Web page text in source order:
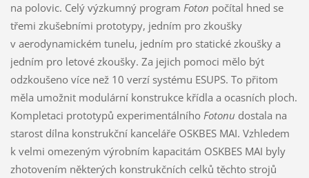
na polovic. Celý výzkumný program Foton počítal hned se
třemi zkušebními prototypy, jedním pro zkoušky
v aerodynamickém tunelu, jedním pro statické zkoušky a
jedním pro letové zkoušky. Za jejich pomoci mělo být
odzkoušeno více než 10 verzí systému ESUPS. To přitom
měla umožnit modulární konstrukce křídla a ocasních ploch.
Kompletaci prototypů experimentálního Fotonu dostala na
starost dílna konstrukční kanceláře OSKBES MAI. Vzhledem
k velmi omezeným výrobním kapacitám OSKBES MAI byly
zhotovením některých konstrukčních celků těchto strojů